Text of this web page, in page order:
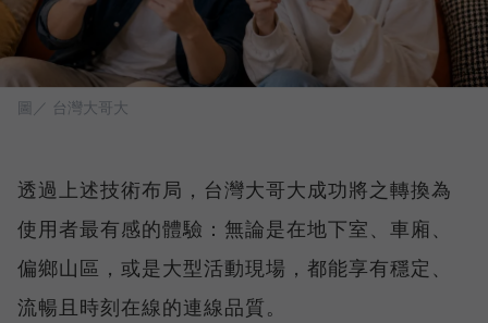
圖／ 台灣大哥大
透過上述技術布局，台灣大哥大成功將之轉換為
使用者最有感的體驗：無論是在地下室、車廂、
偏鄉山區，或是大型活動現場，都能享有穩定、
流暢且時刻在線的連線品質。